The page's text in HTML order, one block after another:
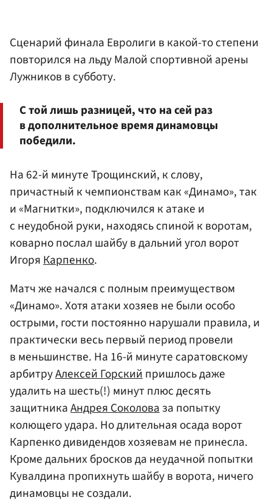
Сценарий финала Евролиги в какой-то степени
повторился на льду Малой спортивной арены
Лужников в субботу.
С той лишь разницей, что на сей раз
в дополнительное время динамовцы
победили.
На 62-й минуте Трощинский, к слову,
причастный к чемпионствам как «Динамо», так
и «Магнитки», подключился к атаке и
с неудобной руки, находясь спиной к воротам,
коварно послал шайбу в дальний угол ворот
ИгоряКарпенко.
Матч же начался с полным преимуществом
«Динамо». Хотя атаки хозяев не были особо
острыми, гости постоянно нарушали правила, и
практически весь первый период провели
в меньшинстве. На 16-й минуте саратовскому
арбитруАлексей Горскийпришлось даже
удалить на шесть(!) минут плюс десять
защитникаАндрея Соколоваза попытку
колющего удара. Но длительная осада ворот
Карпенко дивидендов хозяевам не принесла.
Кроме дальних бросков да неудачной попытки
Кувалдина пропихнуть шайбу в ворота, ничего
динамовцы не создали.